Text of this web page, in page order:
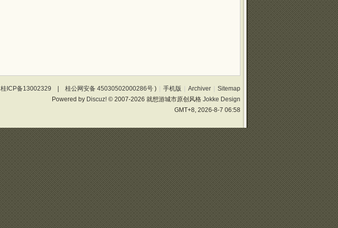
桂ICP备13002329 | 桂公网安备 45030502000286号 ) 手机版 Archiver
Sitemap
Powered by Discuz! © 2007-2026 就想游城市原创风格 Jokke Design
GMT+8, 2026-8-7 06:58